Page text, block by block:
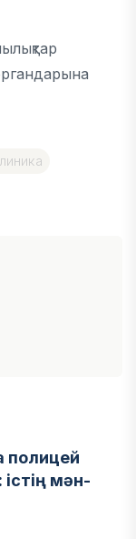
істің мән-